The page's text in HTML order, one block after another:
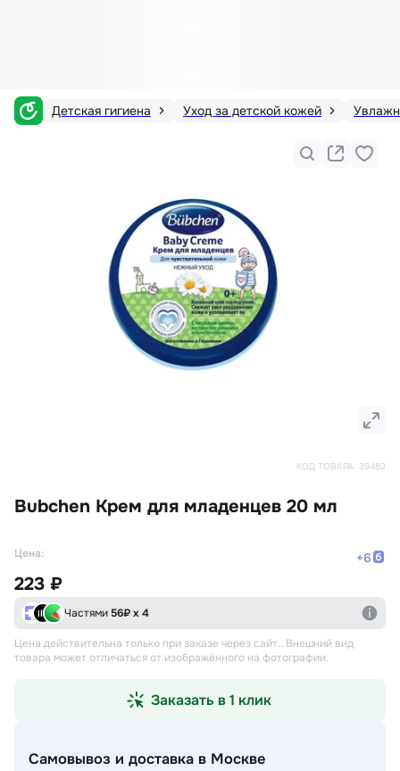
Детская гигиена Уход за детской кожей
КОД ТОВАРА: 39482
Bubchen Крем для младенцев 20 мл
Цена: +6
223 ₽
Частями 56₽ х 4
Цена действительна только при заказе через сайт.. Внешний вид
товара может отличаться от изображённого на фотографии.
Заказать в 1 клик
Самовывоз и доставка в Москве